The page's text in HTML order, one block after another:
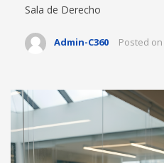
Sala de Derecho
Admin-C360 Posted on